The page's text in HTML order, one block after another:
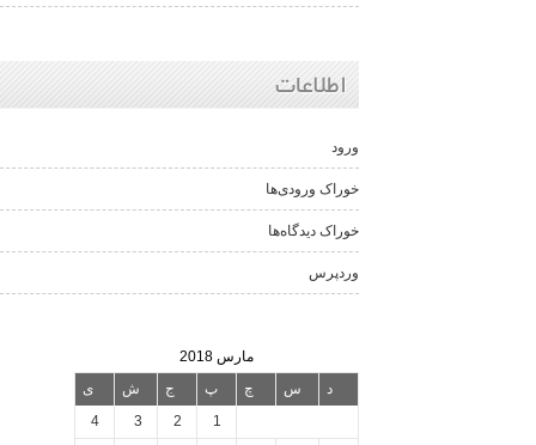
اطلاعات
خوراک ورودی‌ها
خوراک دیدگاه‌ها
وردپرس
س چ ج ش
ی
4